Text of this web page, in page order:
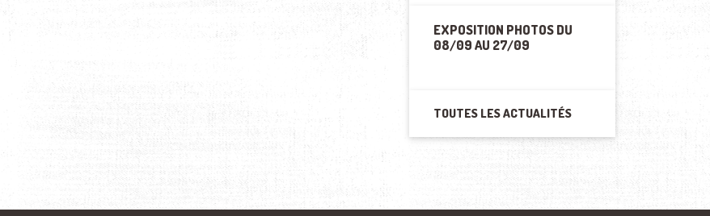
EXPOSITION PHOTOS DU
08/09 AU 27/09
TOUTES LES ACTUALITÉS